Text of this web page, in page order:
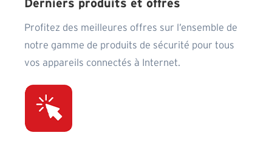
Derniers produits et offres
Profitez des meilleures offres sur l’ensemble de
notre gamme de produits de sécurité pour tous
vos appareils connectés à Internet.